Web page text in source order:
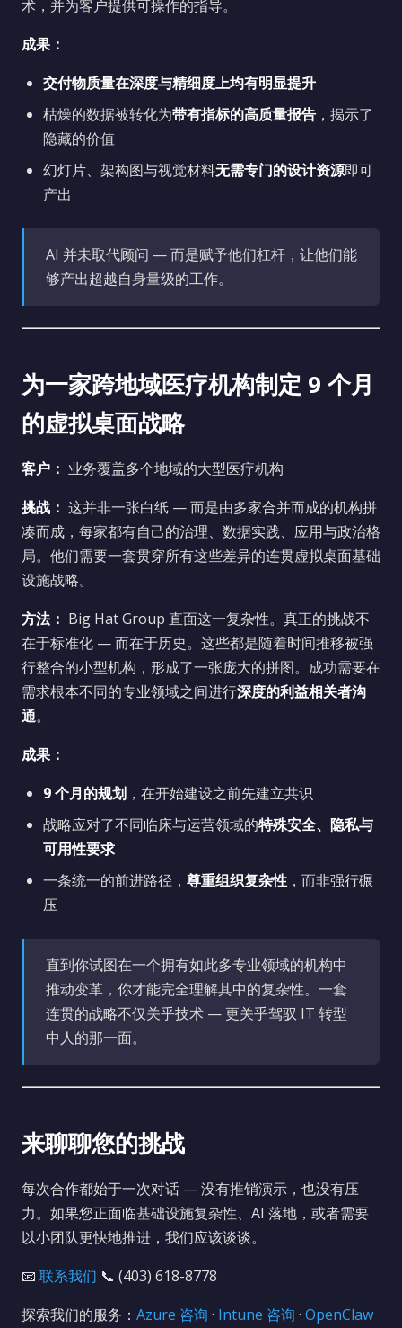
术，并为客户提供可操作的指导。
成果：
交付物质量在深度与精细度上均有明显提升
枯燥的数据被转化为带有指标的高质量报告 ，揭示了
隐藏的价值
幻灯片、架构图与视觉材料无需专门的设计资源即可
产出
AI 并未取代顾问 — 而是赋予他们杠杆，让他们能
够产出超越自身量级的工作。
为一家跨地域医疗机构制定 9 个月
的虚拟桌面战略
客户： 业务覆盖多个地域的大型医疗机构
挑战： 这并非一张白纸 — 而是由多家合并而成的机构拼
凑而成，每家都有自己的治理、数据实践、应用与政治格
局。他们需要一套贯穿所有这些差异的连贯虚拟桌面基础
设施战略。
方法： Big Hat Group 直面这一复杂性。真正的挑战不
在于标准化 — 而在于历史。这些都是随着时间推移被强
行整合的小型机构，形成了一张庞大的拼图。成功需要在
需求根本不同的专业领域之间进行深度的利益相关者沟
通。
成果：
9 个月的规划 ，在开始建设之前先建立共识
战略应对了不同临床与运营领域的特殊安全、隐私与
可用性要求
一条统一的前进路径， 尊重组织复杂性 ，而非强行碾
压
直到你试图在一个拥有如此多专业领域的机构中
推动变革，你才能完全理解其中的复杂性。一套
连贯的战略不仅关乎技术 — 更关乎驾驭 IT 转型
中人的那一面。
来聊聊您的挑战
每次合作都始于一次对话 — 没有推销演示，也没有压
力。如果您正面临基础设施复杂性、AI 落地，或者需要
以小团队更快地推进，我们应该谈谈。
📧 联系我们 📞 (403) 618-8778
探索我们的服务： Azure 咨询 · Intune 咨询 · OpenClaw